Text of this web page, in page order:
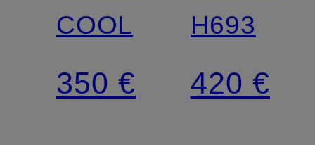
COOL
350 €
H693
420 €